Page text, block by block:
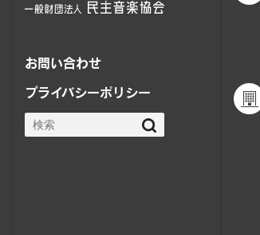
お問い合わせ
プライバシーポリシー